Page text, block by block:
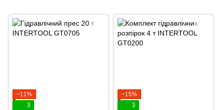
−11%
3
−15%
3